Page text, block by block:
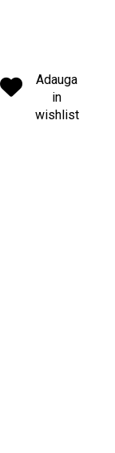
Adauga
in
wishlist